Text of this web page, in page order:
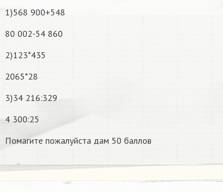
1)568 900+548
80 002-54 860
2)123*435
2065*28
3)34 216:329
4 300:25
Помагите пожалуйста дам 50 баллов